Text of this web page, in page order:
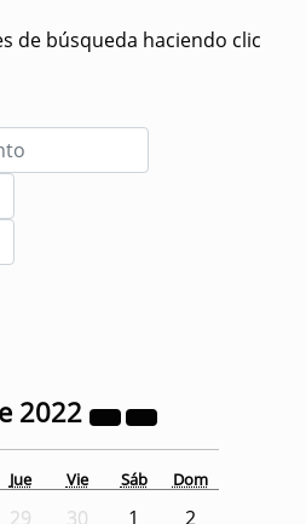
de búsqueda haciendo clic
2022
Jue Vie Sáb Dom
29 30 1
2